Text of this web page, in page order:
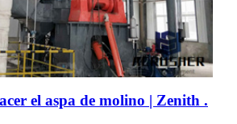
el aspa de molino | Zenith .